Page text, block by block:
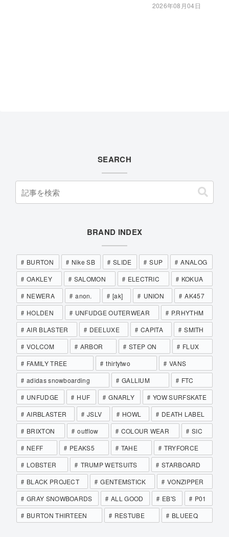
2026年08月04日
SEARCH
BRAND INDEX
BURTON Nike SB SLIDE SUP
ANALOG
OAKLEY
SALOMON ELECTRIC
KOKUA
NEWERA
anon. [ak] UNION
AK457
HOLDEN
UNFUDGE OUTERWEAR
P.RHYTHM
AIR BLASTER
DEELUXE CAPITA
SMITH
VOLCOM
ARBOR STEP ON
FLUX
FAMILY TREE
thirtytwo
VANS
adidas snowboarding
GALLIUM
FTC
UNFUDGE
HUF GNARLY
YOW SURFSKATE
AIRBLASTER
JSLV HOWL
DEATH LABEL
BRIXTON
outflow COLOUR WEAR
SIC
NEFF
PEAKS5 TAHE
TRYFORCE
LOBSTER
TRUMP WETSUITS
STARBOARD
BLACK PROJECT
GENTEMSTICK
VONZIPPER
GRAY SNOWBOARDS
ALL GOOD EB'S
P01
BURTON THIRTEEN
RESTUBE BLUEEQ